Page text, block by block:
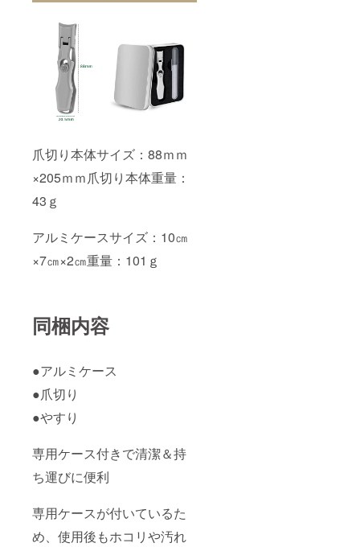
爪切り本体サイズ：88ｍｍ
×205ｍｍ爪切り本体重量：
43ｇ
アルミケースサイズ：10㎝
×7㎝×2㎝重量：101ｇ
同梱内容
●アルミケース
●爪切り
●やすり
専用ケース付きで清潔＆持
ち運びに便利
専用ケースが付いているた
め、使用後もホコリや汚れ